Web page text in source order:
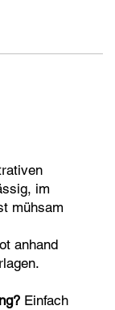
im
mühsam
anhand
Einfach